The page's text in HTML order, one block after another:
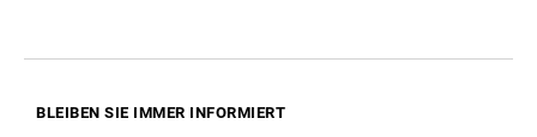
BLEIBEN SIE IMMER INFORMIERT